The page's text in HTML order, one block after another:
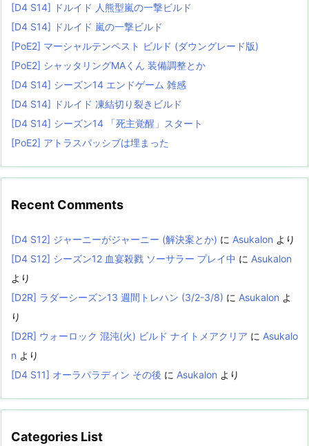
[D4 S14] ドルイド 人熊型嵐の一撃ビルド
[D4 S14] ドルイド 嵐の一撃ビルド
[PoE2] マーシャルテンペスト ビルド (ダウングレード版)
[PoE2] シャッタリングMAくん 装備調整とか
[D4 S14] シーズン14 エンドゲーム 雑感
[D4 S14] ドルイド 凍結切り裂きビルド
[D4 S14] シーズン14 「死主覚醒」スタート
[PoE2] アトラスパッシブは埋まった
Recent Comments
[D4 S12] ジャーニーがジャーニー (解決案とか) に Asukalon より
[D4 S12] シーズン12 血宴殺戮 ソーサラー プレイ中 に Asukalon
より
[D2R] ラダーシーズン13 週間トレハン (3/2-3/8) に Asukalon よ
り
[D2R] ウォーロック 混沌(火) ビルド ナイトメアクリア に Asukalo
n より
[D4 S11] オーラパラディン その後 に Asukalon より
Categories List